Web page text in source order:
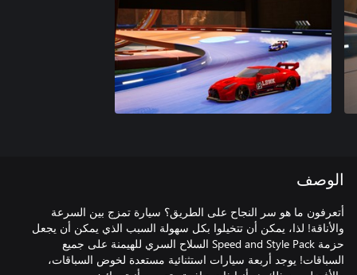
الوصف
أتعرفون ما هو سر النجاح على الطريق؟ سيارة تمزج بين السرعة
والأناقة! لذا، يمكن أن تتخيلوا بكل سهولة السبب الذي يمكن أن يجعل
حزمة Speed and Style Pack السلاح السري للهيمنة على جميع
السباقات! يوجد أربعة سيارات استثنائية مستعدة لخوض السباقات،